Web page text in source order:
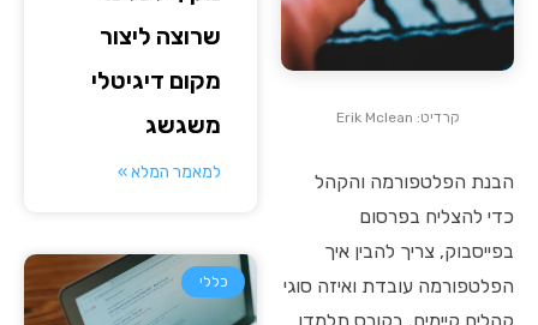
קרדיט: Erik Mclean
הבנת הפלטפורמה והקהל
כדי להצליח בפרסום
בפייסבוק, צריך להבין איך
הפלטפורמה עובדת ואיזה סוגי
קהלים קיימים. בקורס תלמדו
שרוצה ליצור
מקום דיגיטלי
משגשג
למאמר המלא »
כללי